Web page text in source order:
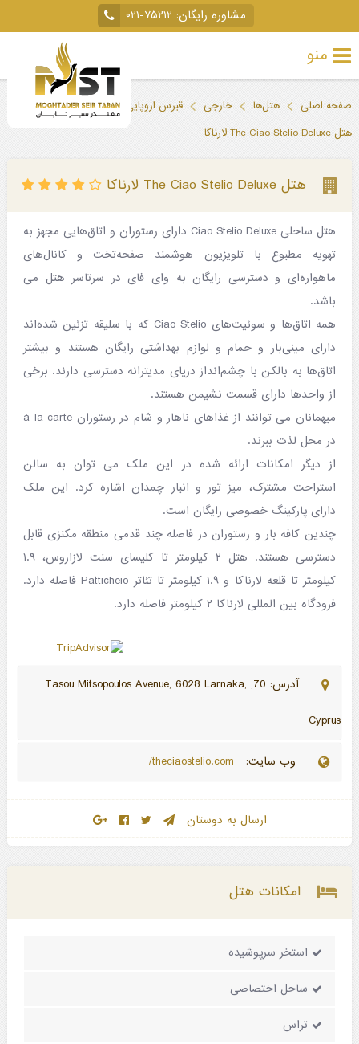
مشاوره رایگان: ۰۲۱-۷۵۲۱۲
منو
داخلی
لحظه
آخری
جاذبه‌های
گردشگری
صفحه اصلی هتل‌ها خارجی قبرس اروپایی
لارناکا
هتل The Ciao Stelio Deluxe لارناکا
هتل The Ciao Stelio Deluxe لارناکا
هتل ساحلی Ciao Stelio Deluxe دارای رستوران و اتاق‌هایی مجهز به
تهویه مطبوع با تلویزیون هوشمند صفحه‌تخت و کانال‌های
ماهواره‌ای و دسترسی رایگان به وای فای در سرتاسر هتل می
باشد.
همه اتاق‌ها و سوئیت‌های Ciao Stelio که با سلیقه تزئین شده‌اند
دارای مینی‌بار و حمام و لوازم بهداشتی رایگان هستند و بیشتر
اتاق‌ها به بالکن با چشم‌انداز دریای مدیترانه دسترسی دارند. برخی
از واحدها دارای قسمت نشیمن هستند.
میهمانان می توانند از غذاهای ناهار و شام در رستوران à la carte
در محل لذت ببرند.
از دیگر امکانات ارائه شده در این ملک می توان به سالن
استراحت مشترک، میز تور و انبار چمدان اشاره کرد. این ملک
دارای پارکینگ خصوصی رایگان است.
چندین کافه بار و رستوران در فاصله چند قدمی منطقه مکنزی قابل
دسترسی هستند. هتل ۲ کیلومتر تا کلیسای سنت لازاروس، ۱.۹
کیلومتر تا قلعه لارناکا و ۱.۹ کیلومتر تا تئاتر Patticheio فاصله دارد.
فرودگاه بین المللی لارناکا ۲ کیلومتر فاصله دارد.
آدرس: 70, Tasou Mitsopoulos Avenue, 6028 Larnaka,
Cyprus
وب سایت:
ارسال به دوستان
امکانات هتل
استخر سرپوشیده
ساحل اختصاصی
تراس